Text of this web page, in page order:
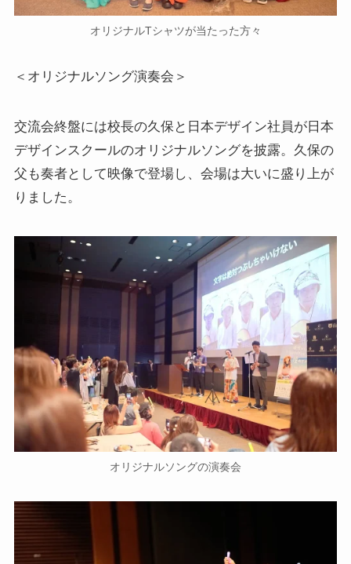
オリジナルTシャツが当たった方々
＜オリジナルソング演奏会＞
交流会終盤には校長の久保と日本デザイン社員が日本
デザインスクールのオリジナルソングを披露。久保の
父も奏者として映像で登場し、会場は大いに盛り上が
りました。
オリジナルソングの演奏会